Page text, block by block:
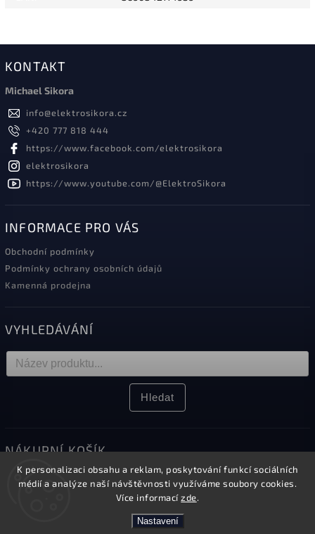
K personalizaci obsahu a reklam, poskytování funkcí sociálních
médií a analýze naší návštěvnosti využíváme soubory cookies.
Více informacízde.
Nastavení
KONTAKT
Michael Sikora
info@elektrosikora.cz
+420 777 818 444
https://www.facebook.com/elektrosikora
elektrosikora
https://www.youtube.com/@ElektroSikora
INFORMACE PRO VÁS
Obchodní podmínky
Podmínky ochrany osobních údajů
Kamenná prodejna
VYHLEDÁVÁNÍ
Hledat
NÁKUPNÍ KOŠÍK
0ks /0 Kč